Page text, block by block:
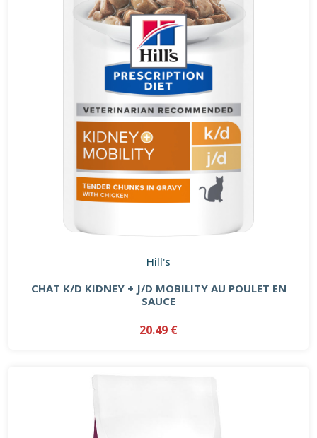
Hill's
CHAT K/D KIDNEY + J/D MOBILITY AU POULET EN
SAUCE
20.49 €